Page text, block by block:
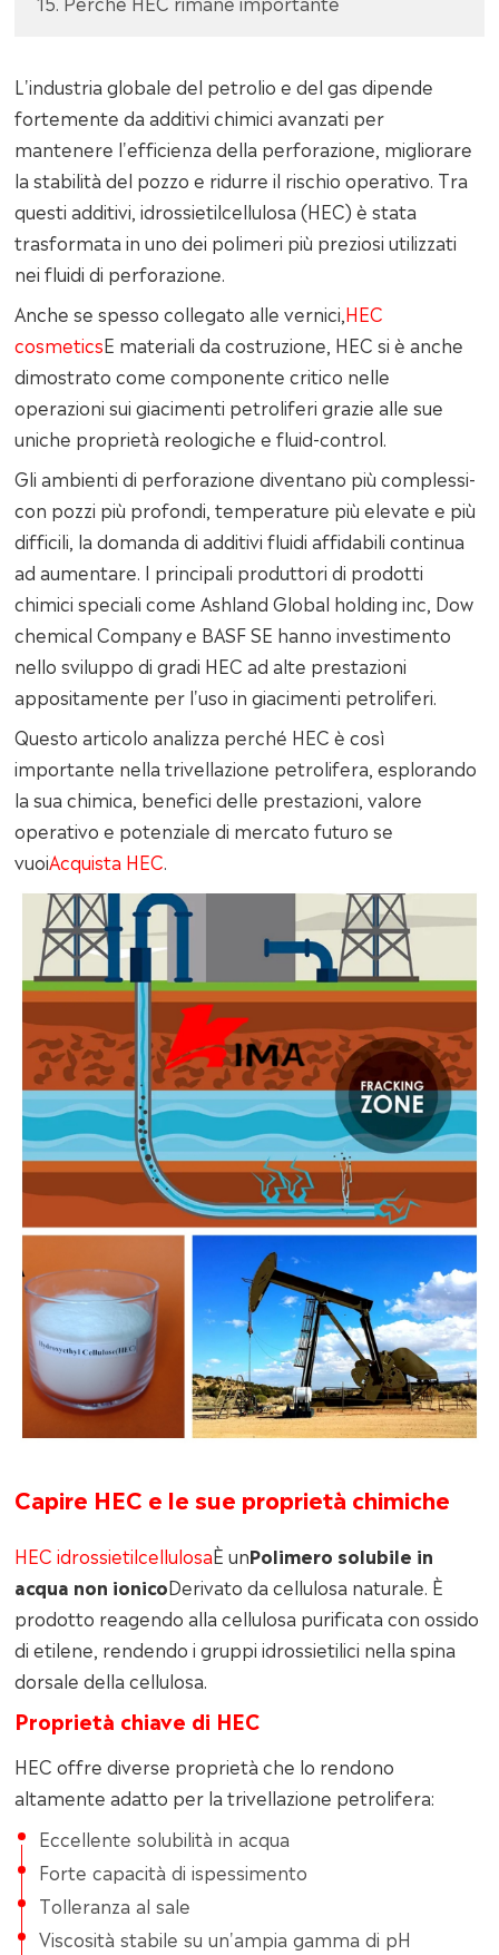
L'industria globale del petrolio e del gas dipende
fortemente da additivi chimici avanzati per
mantenere l'efficienza della perforazione, migliorare
la stabilità del pozzo e ridurre il rischio operativo. Tra
questi additivi, idrossietilcellulosa (HEC) è stata
trasformata in uno dei polimeri più preziosi utilizzati
nei fluidi di perforazione.
Anche se spesso collegato alle vernici,HEC
cosmeticsE materiali da costruzione, HEC si è anche
dimostrato come componente critico nelle
operazioni sui giacimenti petroliferi grazie alle sue
uniche proprietà reologiche e fluid-control.
Gli ambienti di perforazione diventano più complessi-
con pozzi più profondi, temperature più elevate e più
difficili, la domanda di additivi fluidi affidabili continua
ad aumentare. I principali produttori di prodotti
chimici speciali come Ashland Global holding inc, Dow
chemical Company e BASF SE hanno investimento
nello sviluppo di gradi HEC ad alte prestazioni
appositamente per l'uso in giacimenti petroliferi.
Questo articolo analizza perché HEC è così
importante nella trivellazione petrolifera, esplorando
la sua chimica, benefici delle prestazioni, valore
operativo e potenziale di mercato futuro se
vuoiAcquista HEC.
Capire HEC e le sue proprietà chimiche
HEC idrossietilcellulosaÈ unPolimero solubile in
acqua non ionicoDerivato da cellulosa naturale. È
prodotto reagendo alla cellulosa purificata con ossido
di etilene, rendendo i gruppi idrossietilici nella spina
dorsale della cellulosa.
Proprietà chiave di HEC
HEC offre diverse proprietà che lo rendono
altamente adatto per la trivellazione petrolifera:
Eccellente solubilità in acqua
Forte capacità di ispessimento
Tolleranza al sale
Viscosità stabile su un'ampia gamma di pH